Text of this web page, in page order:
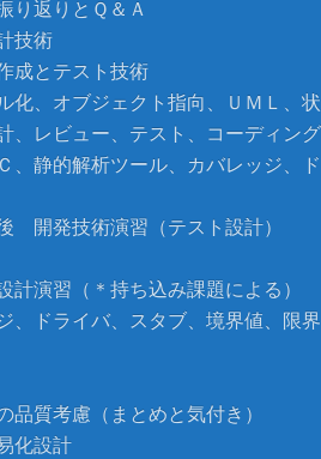
り返りとＱ＆Ａ
技術
成とテスト技術
化、オブジェクト指向、ＵＭＬ、
、レビュー、テスト、コーディン
、静的解析ツール、カバレッジ、
開発技術演習（テスト設計）
計演習（＊持ち込み課題による）
、ドライバ、スタブ、境界値、限
品質考慮（まとめと気付き）
化設計